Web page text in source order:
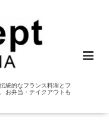
統的なフランス料理とフ
お弁当・テイクアウトも